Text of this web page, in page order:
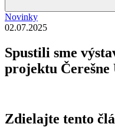
Novinky
02.07.2025
Spustili sme
projektu Čerešne
Zdielajte tento